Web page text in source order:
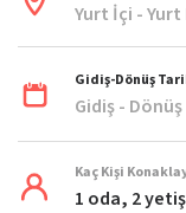
Yurt İçi - Yurt
Gidiş-Dönüş
Gidiş -
Kaç Kişi
1 oda, 2